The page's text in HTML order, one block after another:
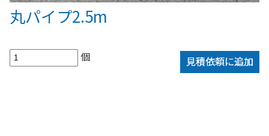
丸パイプ2.5m
個 見積依頼に追加